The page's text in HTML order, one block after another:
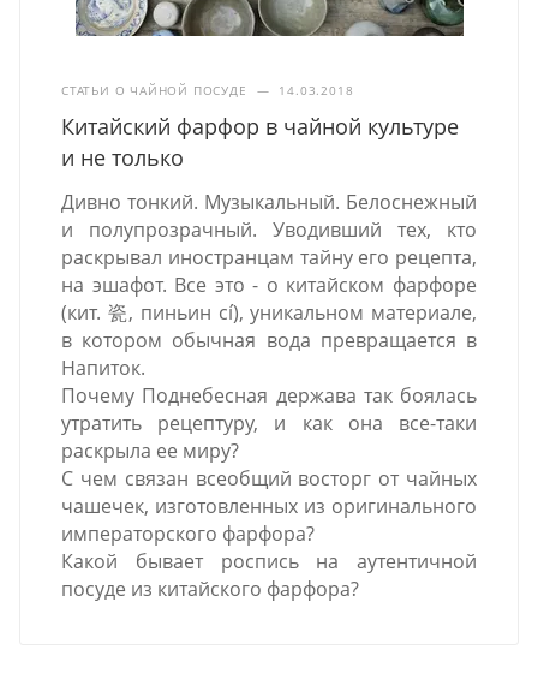
СТАТЬИ О ЧАЙНОЙ ПОСУДЕ — 14.03.2018
Китайский фарфор в чайной культуре
и не только
Дивно тонкий. Музыкальный. Белоснежный
и полупрозрачный. Уводивший тех, кто
раскрывал иностранцам тайну его рецепта,
на эшафот. Все это - о китайском фарфоре
(кит. 瓷, пиньин cí), уникальном материале,
в котором обычная вода превращается в
Напиток.
Почему Поднебесная держава так боялась
утратить рецептуру, и как она все-таки
раскрыла ее миру?
С чем связан всеобщий восторг от чайных
чашечек, изготовленных из оригинального
императорского фарфора?
Какой бывает роспись на аутентичной
посуде из китайского фарфора?